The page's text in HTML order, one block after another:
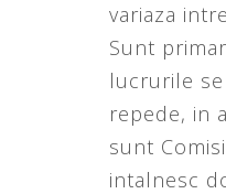
variaza
Sunt
lucrurile se
repede, in
sunt
intalnesc